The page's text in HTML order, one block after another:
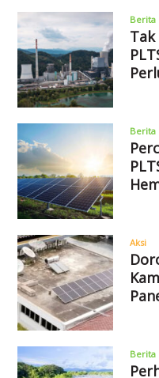
Berita
Tak
Berita
Aksi
Berita